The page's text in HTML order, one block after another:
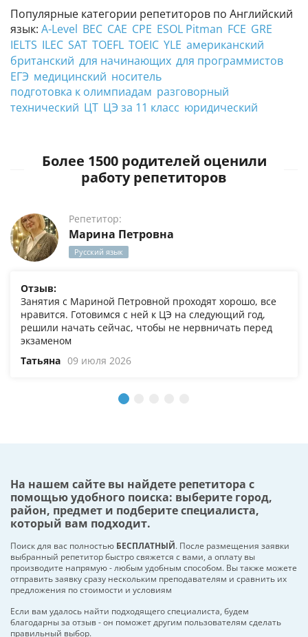
Популярные категории репетиторов по Английский
язык: A-Level BEC CAE CPE ESOL Pitman FCE GRE
IELTS ILEC SAT TOEFL TOEIC YLE американский
британский для начинающих для программистов
ЕГЭ медицинский носитель
подготовка к олимпиадам разговорный
технический ЦТ ЦЭ за 11 класс юридический
Более 1500 родителей оценили
работу репетиторов
Репетитор:
Марина Петровна
Русский язык
Отзыв:
Занятия с Мариной Петровной проходят хорошо, все
нравится. Готовимся с ней к ЦЭ на следующий год,
решили начать сейчас, чтобы не нервничать перед
экзаменом
Татьяна 09 июля 2026
На нашем сайте вы найдете репетитора с
помощью удобного поиска: выберите город,
район, предмет и подберите специалиста,
который вам подходит.
Поиск для вас полностью БЕСПЛАТНЫЙ. После размещения заявки
выбранный репетитор быстро свяжется с вами, а оплату вы
производите напрямую - любым удобным способом. Вы также можете
отправить заявку сразу нескольким преподавателям и сравнить их
предложения по стоимости и условиям
Если вам удалось найти подходящего специалиста, будем
благодарны за отзыв - он поможет другим пользователям сделать
правильный выбор.